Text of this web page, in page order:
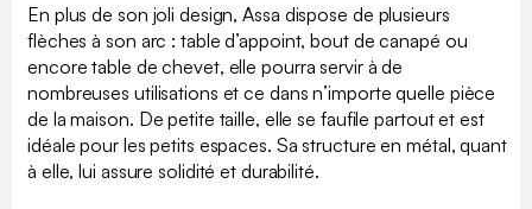
En plus de son joli design, Assa dispose de plusieurs
flèches à son arc : table d’appoint, bout de canapé ou
encore table de chevet, elle pourra servir à de
nombreuses utilisations et ce dans n’importe quelle pièce
de la maison. De petite taille, elle se faufile partout et est
idéale pour les petits espaces. Sa structure en métal, quant
à elle, lui assure solidité et durabilité.